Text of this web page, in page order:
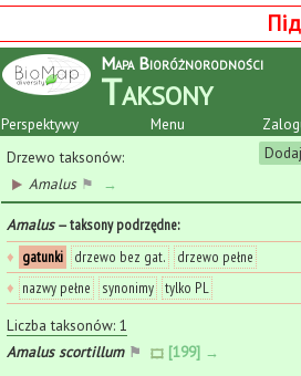
Mapa Bioróżnorodności
Taksony
Perspektywy
Menu
Drzewo taksonów:
Amalus⚑ →
Amalus— taksony podrzędne:
♦ gatunki drzewo bez gat.
drzewo pełne
♦ nazwy pełne synonimy tylko PL
Liczba taksonów: 1
Amalus scortillum⚑ [199] →